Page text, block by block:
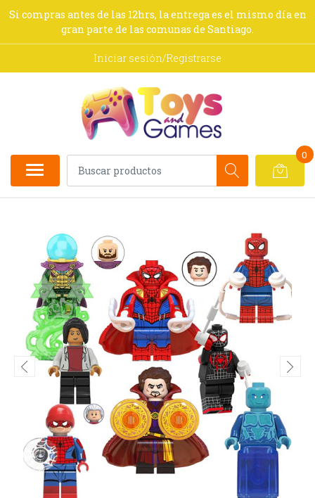
Si compras antes de las 12hrs, la entrega es el mismo día en
gran parte de las comunas de Santiago.
Iniciar sesión/Registrarse
0